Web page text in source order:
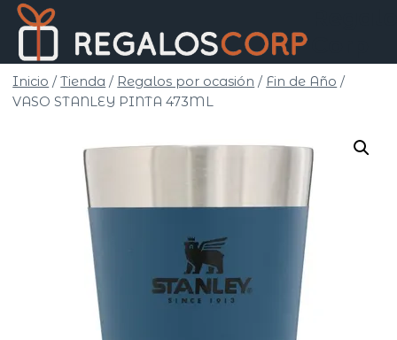
Saltar
contenido
Inicio / Tienda / Regalos por ocasión / Fin de Año /
VASO STANLEY PINTA 473ML